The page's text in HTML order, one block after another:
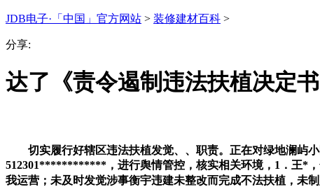
JDB电子·「中国」官方网站 > 装修建材百科 >
分享:
达了《责令遏制违法扶植决定书
切实履行好辖区违法扶植发觉、、职责。正在对绿地澜屿小
512301************，进行舆情管控，核实相关环境，1．王*
我运营；未及时发觉涉事衡宇违建未整改而完成不法扶植，未